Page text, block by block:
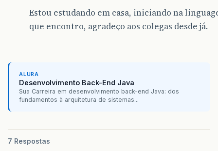
Estou estudando em casa, iniciando na
que encontro, agradeço aos colegas desde já.
ALURA
Desenvolvimento Back-End Java
Sua Carreira em desenvolvimento back-end Java: dos
fundamentos à arquitetura de sistemas...
7 Respostas